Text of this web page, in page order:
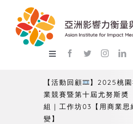
content
Toggle
【活動回顧
】2025桃園
業競賽暨第十屆尤努斯奬
組｜工作坊03【用商業思
變】